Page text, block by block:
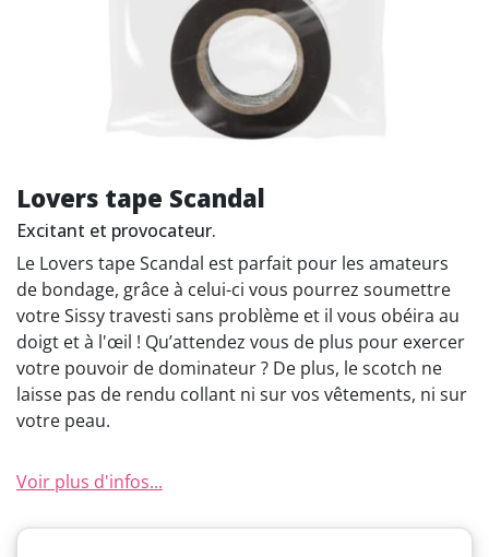
Lovers tape Scandal
Excitant et provocateur.
Le Lovers tape Scandal est parfait pour les amateurs
de bondage, grâce à celui-ci vous pourrez soumettre
votre Sissy travesti sans problème et il vous obéira au
doigt et à l'œil ! Qu’attendez vous de plus pour exercer
votre pouvoir de dominateur ? De plus, le scotch ne
laisse pas de rendu collant ni sur vos vêtements, ni sur
votre peau.
Voir plus d'infos...